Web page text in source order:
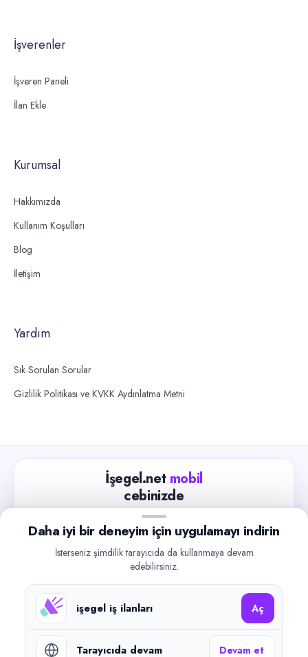
İşverenler
İşveren Paneli
İlan Ekle
Kurumsal
Hakkımızda
Kullanım Koşulları
Blog
İletişim
Yardım
Sık Sorulan Sorular
Gizlilik Politikası ve KVKK Aydınlatma Metni
İşegel.net mobil
cebinizde
Güncel iş ilanlarını takip edin, işverenlerle hızlıca
iletişime geçin.
Google Play
©2026işegel.net. Tüm hakları saklıdır.
Daha iyi bir deneyim için uygulamayı indirin
İsterseniz şimdilik tarayıcıda da kullanmaya devam
edebilirsiniz.
işegel iş ilanları Aç
Tarayıcıda devam Devam et